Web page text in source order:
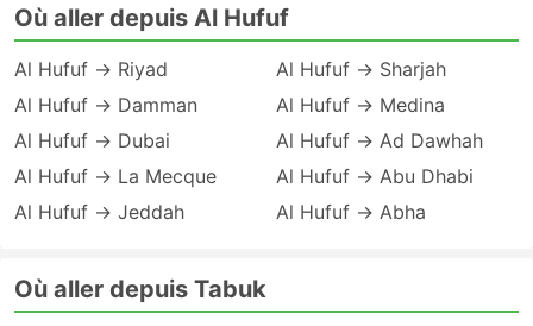
Où aller depuis Al Hufuf
Al Hufuf → Riyad
Al Hufuf → Damman
Al Hufuf → Dubai
Al Hufuf → La Mecque
Al Hufuf → Jeddah
Al Hufuf → Sharjah
Al Hufuf → Medina
Al Hufuf → Ad Dawhah
Al Hufuf → Abu Dhabi
Al Hufuf → Abha
Où aller depuis Tabuk